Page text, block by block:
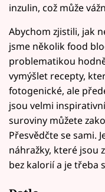
inzulin, což může
Abychom zjistili, jak
jsme několik food
problematikou
vymýšlet recepty,
fotogenické, ale
jsou velmi
suroviny můžete
Přesvědčte se sami.
náhražky, které jsou
bez kalorií a je třeba